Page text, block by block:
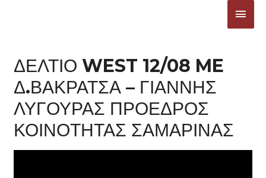
ΔΕΛΤΙΟ WEST 12/08 ME
Δ.ΒΑΚΡΑΤΣΑ – ΓΙΑΝΝΗΣ
ΛΥΓΟΥΡΑΣ ΠΡΟΕΔΡΟΣ
ΚΟΙΝΟΤΗΤΑΣ ΣΑΜΑΡΙΝΑΣ